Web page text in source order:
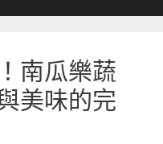
南瓜樂蔬
美味的完